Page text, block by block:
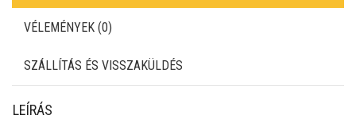
VÉLEMÉNYEK (0)
SZÁLLÍTÁS ÉS VISSZAKÜLDÉS
LEÍRÁS